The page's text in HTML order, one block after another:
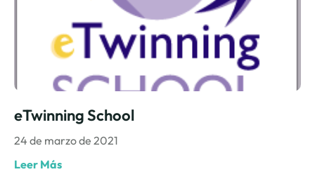
eTwinning School
24 de marzo de 2021
Leer Más